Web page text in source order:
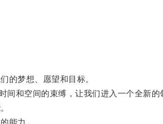
梦想、愿望和目标。
和空间的束缚，让我们进入一个全新的
能力。